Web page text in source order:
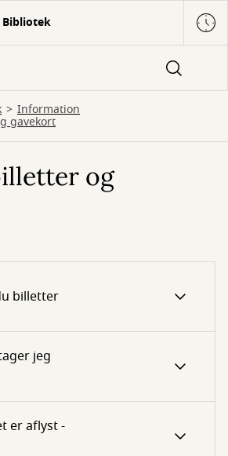
Bibliotek
Information
gavekort
og
billetter
jeg
er aflyst -